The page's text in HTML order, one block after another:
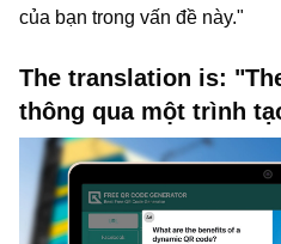
của bạn trong vấn đề này."
The translation is:
thông qua một trình